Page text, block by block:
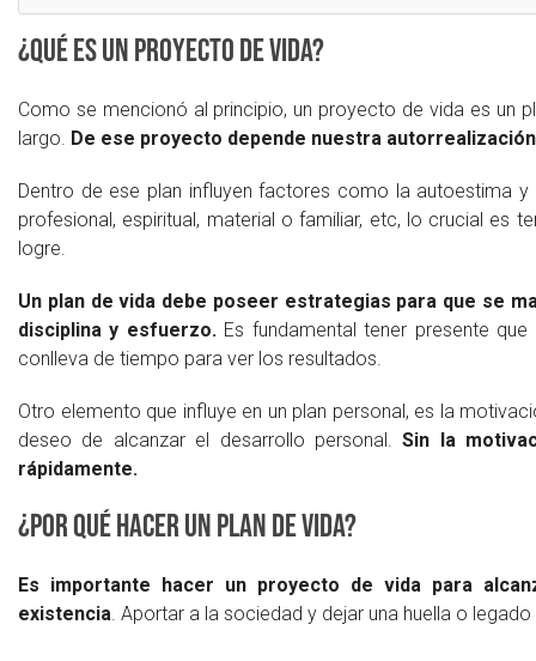
¿Qué es un proyecto de vida?
Como se mencionó al principio, un proyecto de vida es un
largo. De ese proyecto depende nuestra
Dentro de ese plan influyen factores como la autoestima
profesional, espiritual, material o familiar, etc, lo crucial es
logre.
Un plan de vida debe poseer estrategias para que se
disciplina y esfuerzo.Es fundamental tener presente
conlleva de tiempo para ver los resultados.
Otro elemento que influye en un plan personal, es la
deseo de alcanzar el desarrollo personal.Sin la
rápidamente.
¿Por qué hacer un plan de vida?
Es importante hacer un proyecto de vida para
existencia. Aportar a la sociedad y dejar una huella o